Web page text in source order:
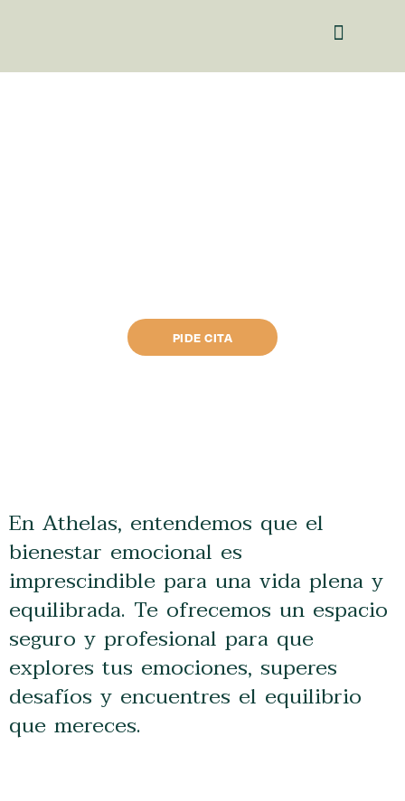
PIDE CITA
En Athelas, entendemos que el
bienestar emocional es
imprescindible para una vida plena y
equilibrada. Te ofrecemos un espacio
seguro y profesional para que
explores tus emociones, superes
desafíos y encuentres el equilibrio
que mereces.